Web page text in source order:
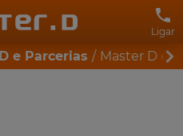
Ligar
e Parcerias Master D